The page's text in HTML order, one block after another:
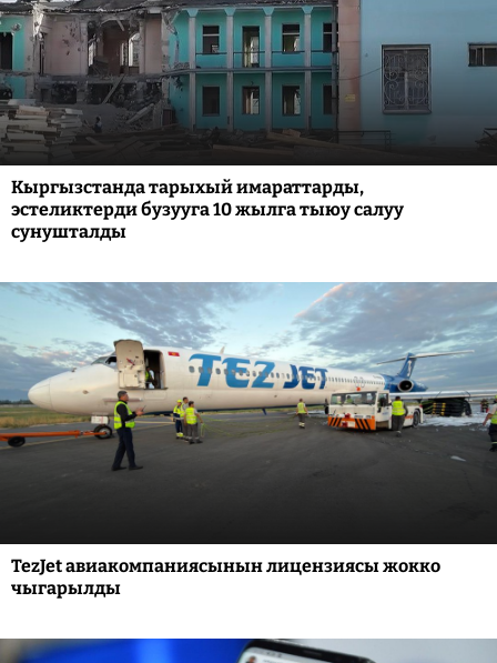
Кыргызстанда тарыхый имараттарды,
эстеликтерди бузууга 10 жылга тыюу салуу
сунушталды
TezJet авиакомпаниясынын лицензиясы жокко
чыгарылды